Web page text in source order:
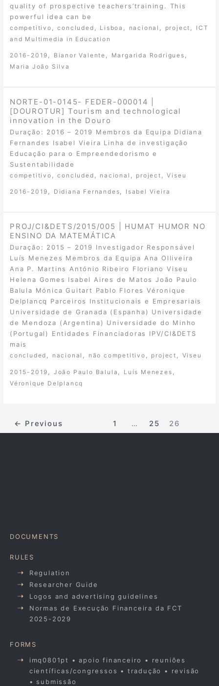
quality of prospective teachers’training. This
powerful idea can be
competitivo ,concluded Lisboa nacional project
ICT
and Multimedia in Education
2016-2019 Bianor Valente Margarida Rodrigues
Maria João Silva
NORTE-01-0145- FEDER-000014 |
[DOUROTUR] Tourism and technological
innovation in the Douro
Duração: 2016 – 2019 Membros da Equipa Didiana
Fernandes Isabel Vieira Linha de investigação
Educação para o Empreendedorismo e
Sustentabilidade
competitivo ,concluded nacional project ,Viseu
2016-2019 Didiana Fernandes Isabel Vieira
PROJ/CI&DETS/2015/005 | HUMAT HUMOR NO
ENSINO DA MATEMÁTICA
Duração: 2015 – 2019 Investigador Responsável
Luís Menezes Membros da Equipa Ana Olliveira
Ana P. Martins António Ribeiro Floriano Viseu
Helena Gomes Isabel Aires de Matos João Paulo
Balula Mónica Guitart Pablo Flores Véronique
Delplancq Parceiros Institucionais e Empresariais
Universidade de Granada (Espanha) Universidade
de Mendoza (Argentina) Universidade do Minho
(Portugal) Entidades Financiadoras IPV/CI&DETS
mais
concluded , nacional , não competitivo , project , Viseu
2015-2019 João Paulo Balula Luís Menezes
Véronique Delplancq
← Previous 1 … 25 26
DOCUMENTS
RULES
Regulation
Researcher Guide
Logos and advertising guidelines
Normas de Execução Financeira da FCT
2025-2029
FORMS
imq0801pt • apoio financeiro • reuniões
científicas/congressos • tradução • revisão
• submissão